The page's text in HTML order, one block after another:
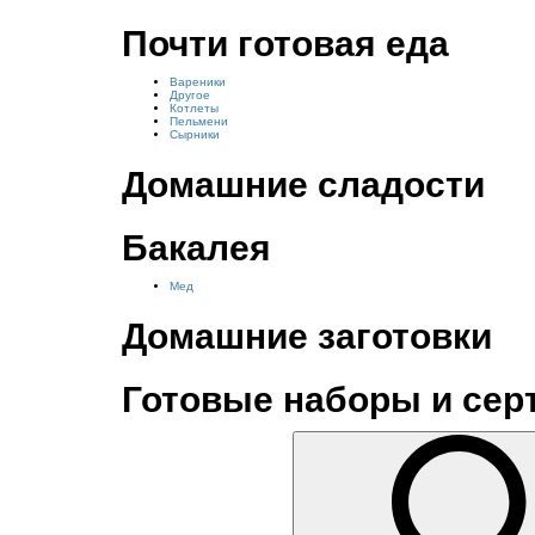
Почти готовая еда
Вареники
Другое
Котлеты
Пельмени
Сырники
Домашние сладости
Бакалея
Мед
Домашние заготовки
Готовые наборы и